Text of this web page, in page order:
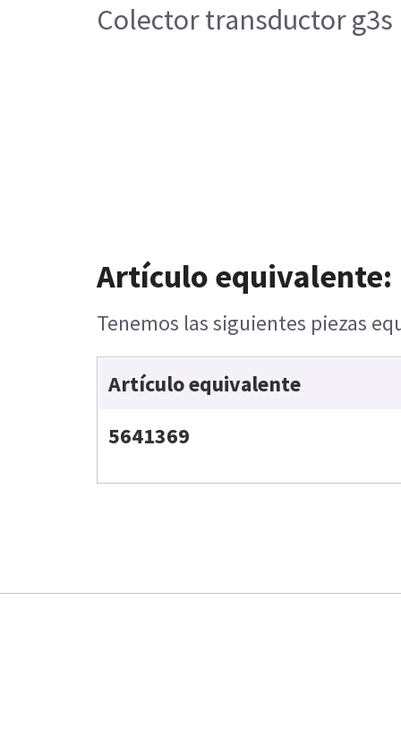
Colector transductor g3s
Artículo equivalente:
Tenemos las siguientes piezas
Artículo equivalente
5641369